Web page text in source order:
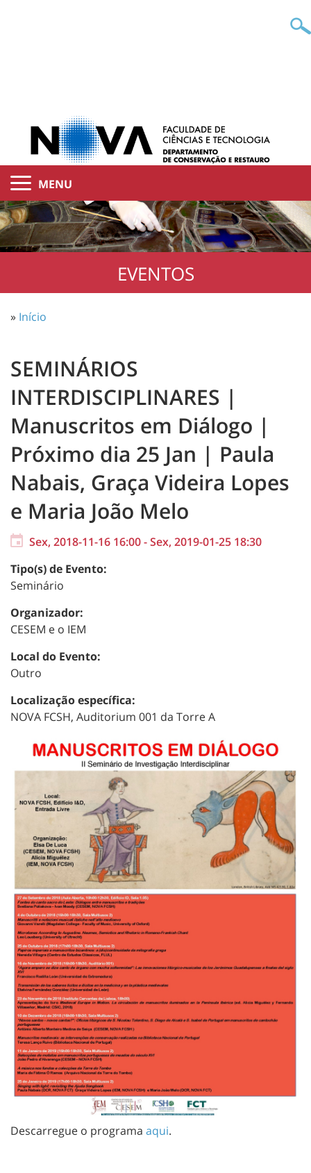
MENU
EVENTOS
» Início
SEMINÁRIOS
INTERDISCIPLINARES |
Manuscritos em Diálogo |
Próximo dia 25 Jan | Paula
Nabais, Graça Videira Lopes
e Maria João Melo
Sex, 2018-11-16 16:00-Sex, 2019-01-25 18:30
Tipo(s) de Evento:
Seminário
Organizador:
CESEM e o IEM
Local do Evento:
Outro
Localização específica:
NOVA FCSH, Auditorium 001 da Torre A
Descarregue o programa aqui.